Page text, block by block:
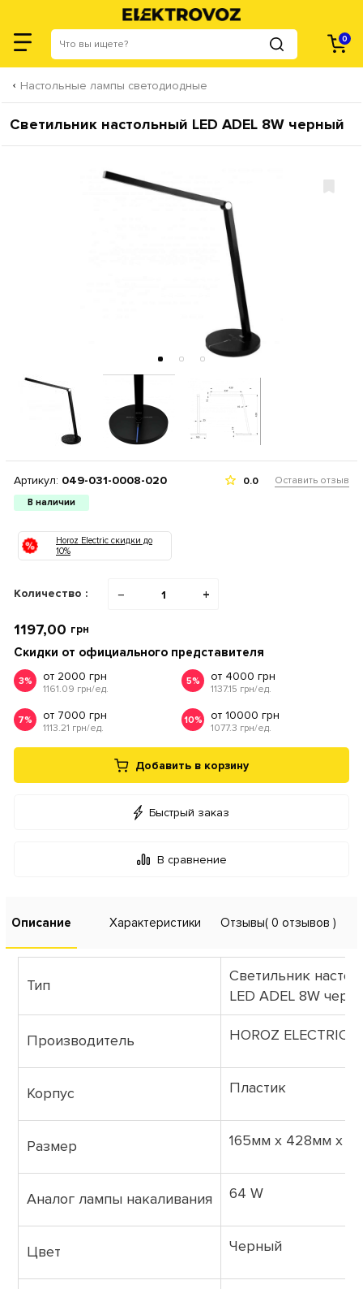
0
Настольные лампы светодиодные
Светильник настольный LED ADEL 8W черный
Артикул: 049-031-0008-020
В наличии
0.0 Оставить отзыв
Horoz Electric скидки до
10%
Количество : − +
1197,00 грн
Скидки от официального представителя
3% от 2000 грн
1161.09 грн/ед.
5% от 4000 грн
1137.15 грн/ед.
7% от 7000 грн
1113.21 грн/ед.
10% от 10000 грн
1077.3 грн/ед.
Добавить в корзину
Быстрый заказ
В сравнение
Описание Характеристики Отзывы( 0 отзывов )
Тип
Светильник
LED ADEL 8W
Производитель HOROZ ELECTRIC
Корпус Пластик
Размер 165мм x 428мм x
Аналог лампы накаливания 64 W
Цвет Черный